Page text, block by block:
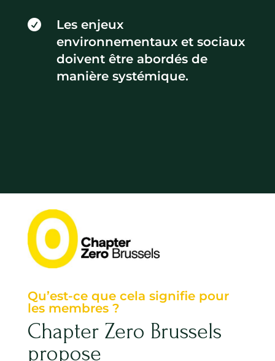

Les enjeux
environnementaux et sociaux
doivent être abordés de
manière systémique.
Qu’est-ce que cela signifie pour
les membres ?
Chapter Zero Brussels
propose